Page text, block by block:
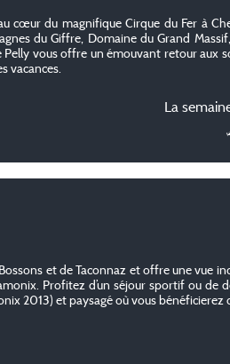
cœur du magnifique Cirque du Fer à
du Giffre, Domaine du Grand
vous offre un émouvant retour aux
vacances.
La
et de Taconnaz et offre une vue
Profitez d’un séjour sportif ou de
2013) et paysagé où vous bénéficierez